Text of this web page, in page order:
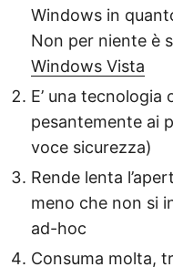
Windows in
Non per niente è
Windows Vista
E’ una
pesantemente ai
voce sicurezza)
Rende lenta
meno che non si
ad-hoc
Consuma molta,